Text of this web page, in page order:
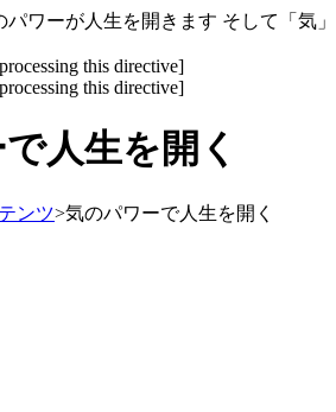
パワーが人生を開きます そして「
this directive]
this directive]
人生を開く
ンツ>気のパワーで人生を開く